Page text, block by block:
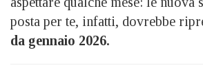
posta per te, infatti, dovrebbe
da gennaio 2026.